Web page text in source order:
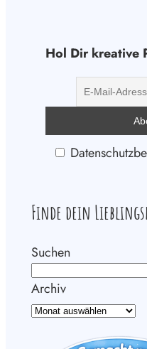
Hol Dir kreative
Finde dein
Suchen
Archiv